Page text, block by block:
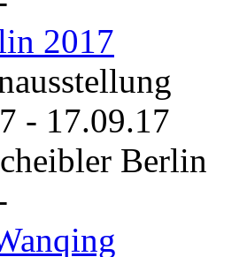
2017
- 17.09.17
Berlin